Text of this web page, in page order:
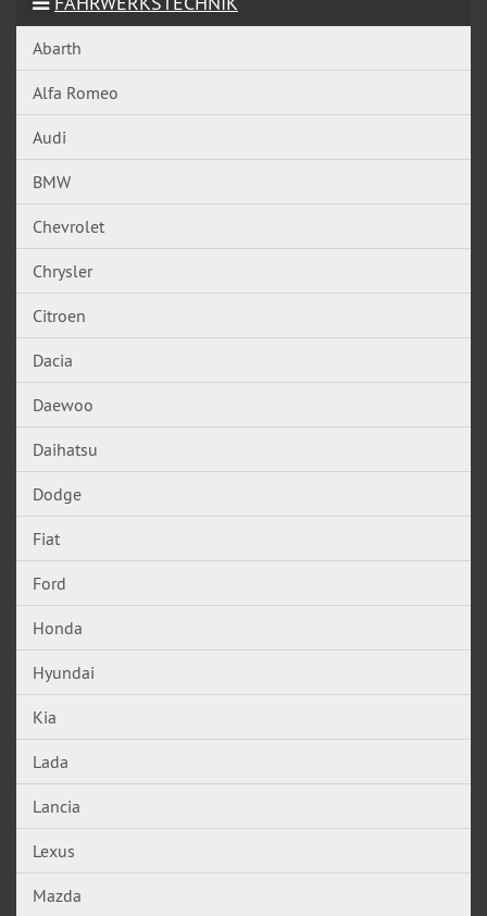
Abarth
Alfa Romeo
Audi
BMW
Chevrolet
Chrysler
Citroen
Dacia
Daewoo
Daihatsu
Dodge
Fiat
Ford
Honda
Hyundai
Kia
Lada
Lancia
Lexus
Mazda